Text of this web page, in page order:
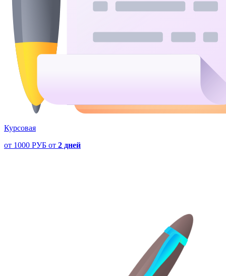
Курсовая
от 1000 РУБ от 2 дней